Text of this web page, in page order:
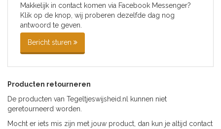
Makkelijk in contact komen via Facebook Messenger?
Klik op de knop, wij proberen dezelfde dag nog
antwoord te geven.
Bericht sturen
Producten retourneren
De producten van Tegeltjeswijsheid.nl kunnen niet
geretourneerd worden.
Mocht er iets mis zijn met jouw product, dan kun je altijd contact